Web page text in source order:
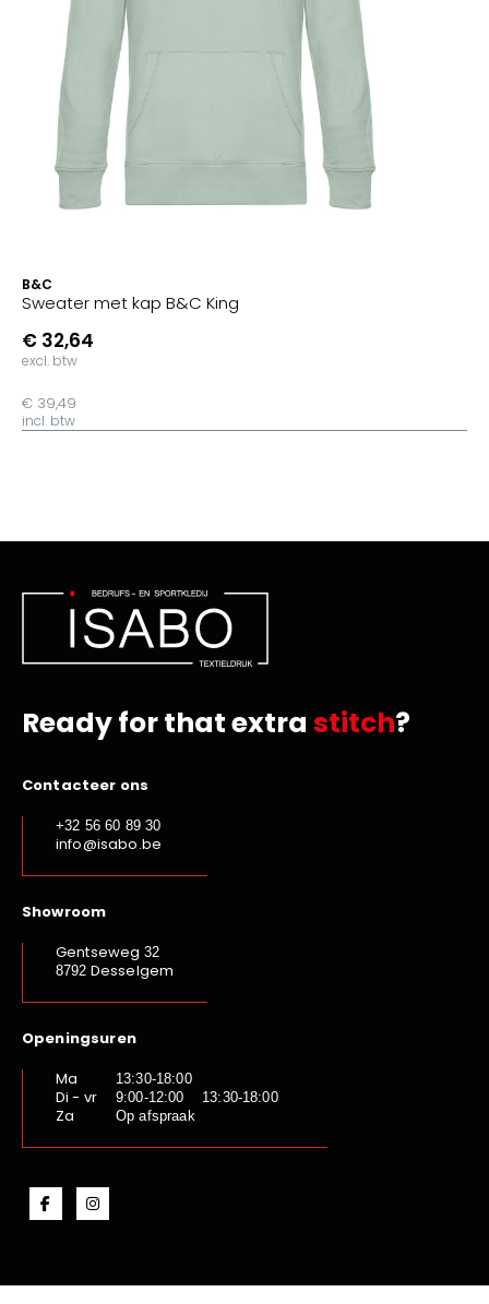
B&C
Sweater met kap B&C King
€ 32,64
excl. btw
€ 39,49
incl. btw
Ready for that extra stitch?
Contacteer ons
+32 56 60 89 30
info@isabo.be
Showroom
Gentseweg 32
8792 Desselgem
Openingsuren
Ma
13:30-18:00
Di - vr 9:00-12:00 13:30-18:00
Za Op afspraak